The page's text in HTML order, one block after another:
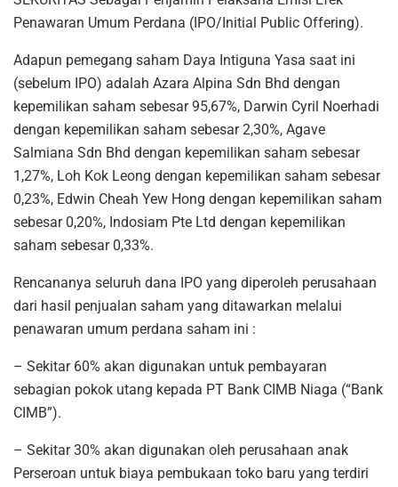
Penawaran Umum Perdana (IPO/Initial Public Offering).
Adapun pemegang saham Daya Intiguna Yasa saat ini
(sebelum IPO) adalah Azara Alpina Sdn Bhd dengan
kepemilikan saham sebesar 95,67%, Darwin Cyril Noerhadi
dengan kepemilikan saham sebesar 2,30%, Agave
Salmiana Sdn Bhd dengan kepemilikan saham sebesar
1,27%, Loh Kok Leong dengan kepemilikan saham sebesar
0,23%, Edwin Cheah Yew Hong dengan kepemilikan saham
sebesar 0,20%, Indosiam Pte Ltd dengan kepemilikan
saham sebesar 0,33%.
Rencananya seluruh dana IPO yang diperoleh perusahaan
dari hasil penjualan saham yang ditawarkan melalui
penawaran umum perdana saham ini :
– Sekitar 60% akan digunakan untuk pembayaran
sebagian pokok utang kepada PT Bank CIMB Niaga (“Bank
CIMB”).
– Sekitar 30% akan digunakan oleh perusahaan anak
Perseroan untuk biaya pembukaan toko baru yang terdiri